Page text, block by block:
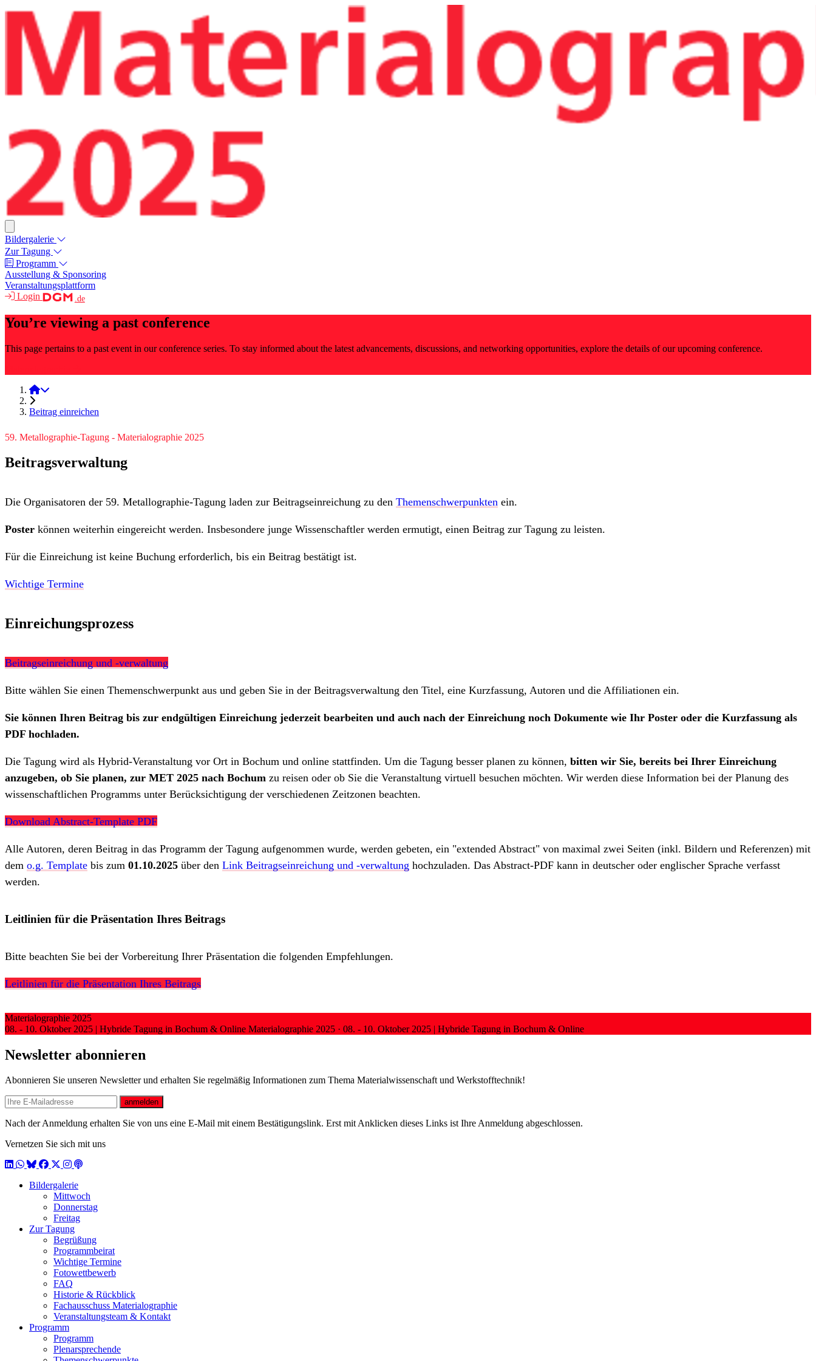
Bildergalerie
Zur Tagung
Programm
Ausstellung & Sponsoring
Veranstaltungsplattform
Login
.de
You’re viewing a past conference
This page pertains to a past event in our conference series. To stay informed about the latest advancements, discussions, and networking opportunities, explore the details of our upcoming conference.
Materialographie 2025
Beitrag einreichen
59. Metallographie-Tagung - Materialographie 2025
Beitragsverwaltung
Die Organisatoren der 59. Metallographie-Tagung laden zur Beitragseinreichung zu den Themenschwerpunkten ein.
Poster können weiterhin eingereicht werden. Insbesondere junge Wissenschaftler werden ermutigt, einen Beitrag zur Tagung zu leisten.
Für die Einreichung ist keine Buchung erforderlich, bis ein Beitrag bestätigt ist.
Wichtige Termine
Einreichungsprozess
Beitragseinreichung und -verwaltung
Bitte wählen Sie einen Themenschwerpunkt aus und geben Sie in der Beitragsverwaltung den Titel, eine Kurzfassung, Autoren und die Affiliationen ein.
Sie können Ihren Beitrag bis zur endgültigen Einreichung jederzeit bearbeiten und auch nach der Einreichung noch Dokumente wie Ihr Poster oder die Kurzfassung als
PDF hochladen.
Die Tagung wird als Hybrid-Veranstaltung vor Ort in Bochum und online stattfinden. Um die Tagung besser planen zu können, bitten wir Sie, bereits bei Ihrer Einreichung
anzugeben, ob Sie planen, zur MET 2025 nach Bochum zu reisen oder ob Sie die Veranstaltung virtuell besuchen möchten. Wir werden diese Information bei der Planung des
wissenschaftlichen Programms unter Berücksichtigung der verschiedenen Zeitzonen beachten.
Download Abstract-Template PDF
Alle Autoren, deren Beitrag in das Programm der Tagung aufgenommen wurde, werden gebeten, ein "extended Abstract" von maximal zwei Seiten (inkl. Bildern und Referenzen) mit
dem o.g. Template bis zum 01.10.2025 über den Link Beitragseinreichung und -verwaltung hochzuladen. Das Abstract-PDF kann in deutscher oder englischer Sprache verfasst
werden.
Leitlinien für die Präsentation Ihres Beitrags
Bitte beachten Sie bei der Vorbereitung Ihrer Präsentation die folgenden Empfehlungen.
Leitlinien für die Präsentation Ihres Beitrags
Materialographie 2025
08. - 10. Oktober 2025 | Hybride Tagung in Bochum & Online Materialographie 2025 · 08. - 10. Oktober 2025 | Hybride Tagung in Bochum & Online
Newsletter abonnieren
Abonnieren Sie unseren Newsletter und erhalten Sie regelmäßig Informationen zum Thema Materialwissenschaft und Werkstofftechnik!
E-mail
anmelden
Nach der Anmeldung erhalten Sie von uns eine E-Mail mit einem Bestätigungslink. Erst mit Anklicken dieses Links ist Ihre Anmeldung abgeschlossen.
Vernetzen Sie sich mit uns
LinkedIn
WhatsApp
BlueSky
Facebook
X / Twitter
Instagram
Podcast
Bildergalerie
Mittwoch
Donnerstag
Freitag
Zur Tagung
Begrüßung
Programmbeirat
Wichtige Termine
Fotowettbewerb
FAQ
Historie & Rückblick
Fachausschuss Materialographie
Veranstaltungsteam & Kontakt
Programm
Programm
Plenarsprechende